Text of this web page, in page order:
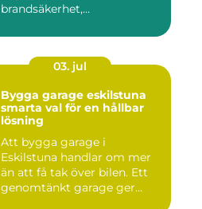
brandsäkerhet,
03. jul
Bygga garage eskilstuna
smarta val för en hållbar
lösning
Att bygga garage i
Eskilstuna handlar om mer
än att få tak över bilen. Ett
genomtänkt garage ger